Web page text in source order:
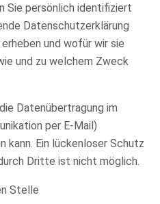
Sie persönlich identifiziert
Datenschutzerklärung
und wofür wir sie
und zu welchem Zweck
Datenübertragung im
per E-Mail)
kann. Ein lückenloser Schutz
Dritte ist nicht möglich.
Stelle